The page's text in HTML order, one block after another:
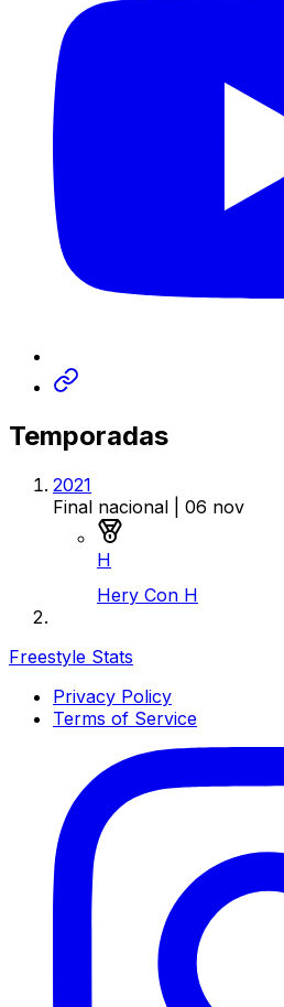
Temporadas
2021
Final nacional | 06 nov
H
Hery Con H
Freestyle Stats
Privacy Policy
Terms of Service